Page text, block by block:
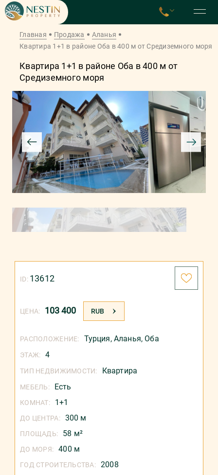
Главная Продажа
Аланья
Квартира 1+1 в районе Оба в 400 м от Средиземного моря
Квартира 1+1 в районе Оба в 400 м от
Средиземного моря
ЦЕНА: 103 400 RUB
ID: 13612
РАСПОЛОЖЕНИЕ: Турция, Аланья, Оба
ЭТАЖ: 4
ТИП НЕДВИЖИМОСТИ: Квартира
МЕБЕЛЬ: Есть
КОМНАТ: 1+1
ДО ЦЕНТРА: 300 м
ПЛОЩАДЬ: 58 м²
ДО МОРЯ: 400 м
ГОД СТРОИТЕЛЬСТВА: 2008